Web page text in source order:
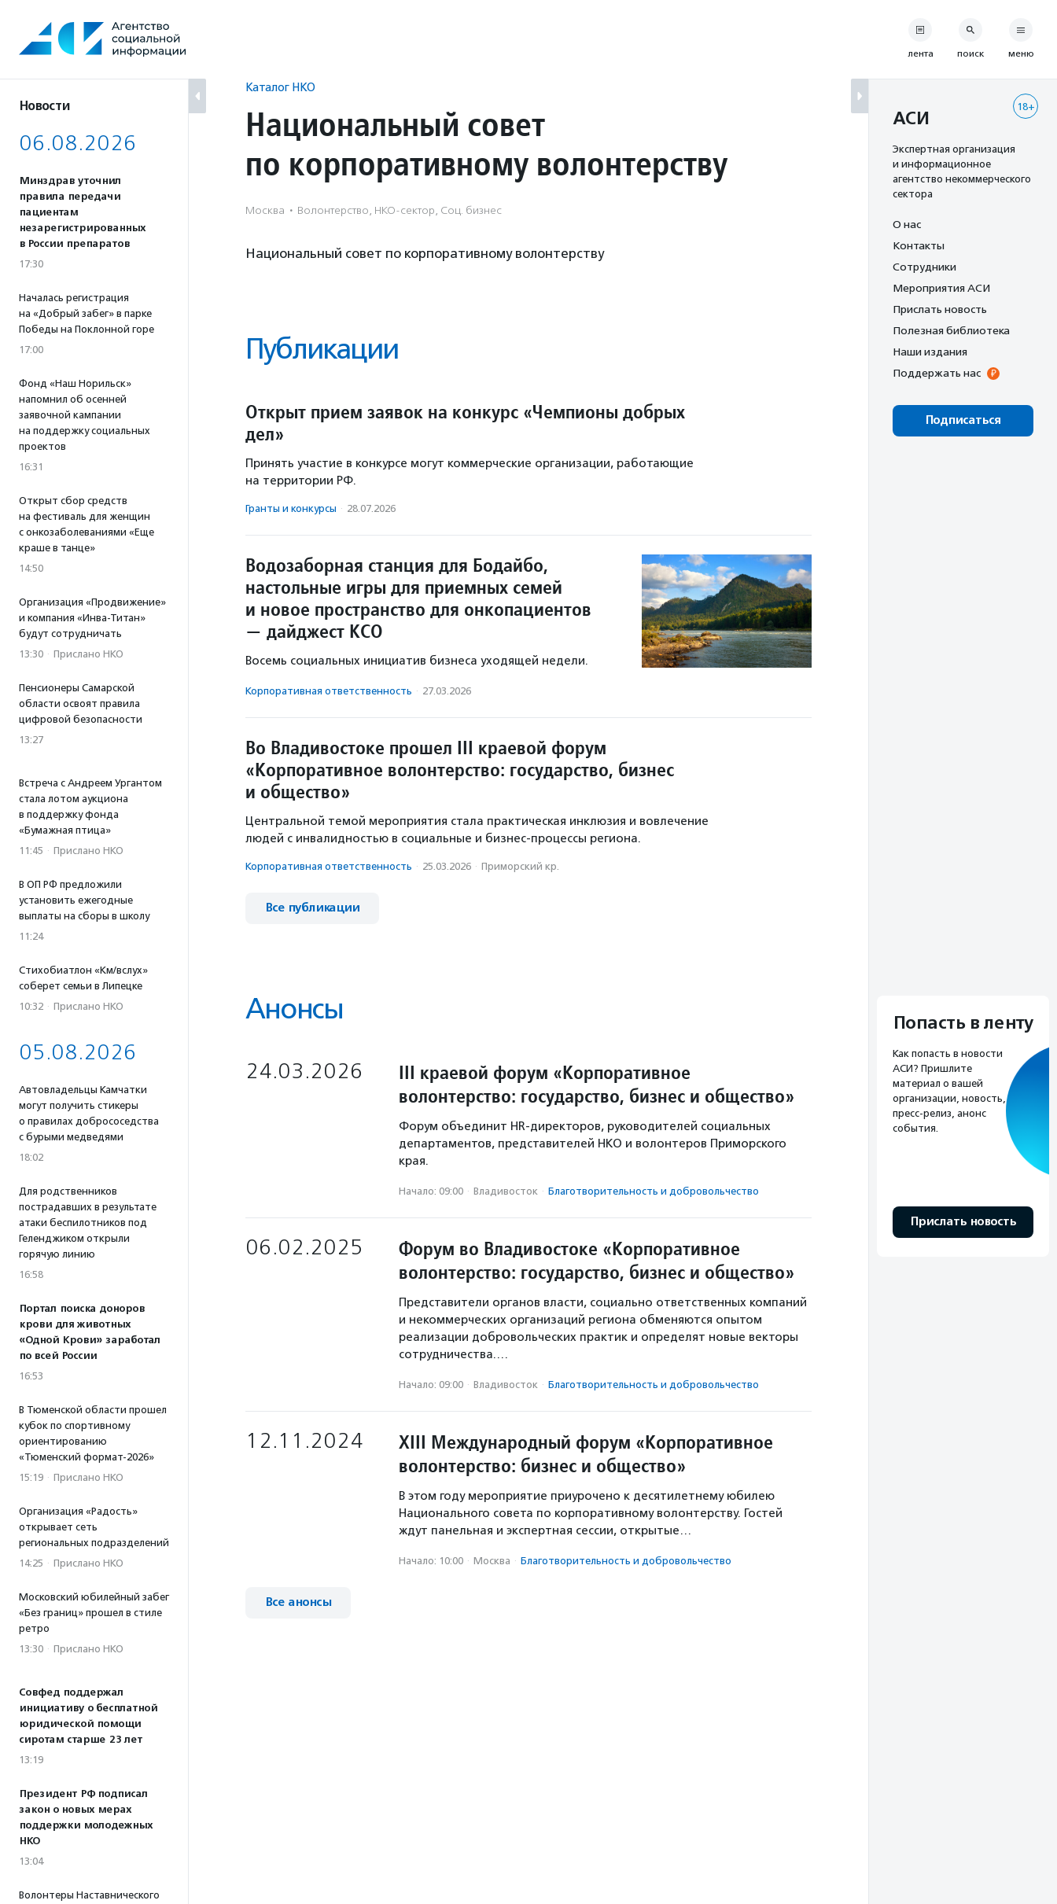
содержанию
Новости
06.08.2026
Минздрав уточнил
правила передачи
пациентам
незарегистрированных
в России препаратов
17:30
Началась регистрация
на «Добрый забег» в парке
Победы на Поклонной горе
17:00
Фонд «Наш Норильск»
напомнил об осенней
заявочной кампании
на поддержку социальных
проектов
16:31
Открыт сбор средств
на фестиваль для женщин
с онкозаболеваниями «Еще
краше в танце»
14:50
Организация «Продвижение»
и компания «Инва-Титан»
будут сотрудничать
13:30 · Прислано НКО
Пенсионеры Самарской
области освоят правила
цифровой безопасности
13:27
Встреча с Андреем Ургантом
стала лотом аукциона
в поддержку фонда
«Бумажная птица»
11:45 · Прислано НКО
В ОП РФ предложили
установить ежегодные
выплаты на сборы в школу
11:24
Стихобиатлон «Км/вслух»
соберет семьи в Липецке
10:32 · Прислано НКО
05.08.2026
Автовладельцы Камчатки
могут получить стикеры
о правилах добрососедства
с бурыми медведями
18:02
Для родственников
пострадавших в результате
атаки беспилотников под
Геленджиком открыли
горячую линию
16:58
Портал поиска доноров
крови для животных
«Одной Крови» заработал
по всей России
16:53
В Тюменской области прошел
кубок по спортивному
ориентированию
«Тюменский формат-2026»
15:19 · Прислано НКО
Организация «Радость»
открывает сеть
региональных подразделений
14:25 · Прислано НКО
Московский юбилейный забег
«Без границ» прошел в стиле
ретро
13:30 · Прислано НКО
Совфед поддержал
инициативу о бесплатной
юридической помощи
сиротам старше 23 лет
13:19
Президент РФ подписал
закон о новых мерах
поддержки молодежных
НКО
13:04
Волонтеры Наставнического
Каталог НКО
Национальный совет
по корпоративному волонтерству
Москва · Волонтерство, НКО-сектор, Соц. бизнес
Национальный совет по корпоративному волонтерству
Публикации
Открыт прием заявок на конкурс «Чемпионы добрых
дел»
Принять участие в конкурсе могут коммерческие организации, работающие
на территории РФ.
Гранты и конкурсы · 28.07.2026
Водозаборная станция для Бодайбо,
настольные игры для приемных семей
и новое пространство для онкопациентов
— дайджест КСО
Восемь социальных инициатив бизнеса уходящей недели.
Корпоративная ответственность · 27.03.2026
Во Владивостоке прошел III краевой форум
«Корпоративное волонтерство: государство, бизнес
и общество»
Центральной темой мероприятия стала практическая инклюзия и вовлечение
людей с инвалидностью в социальные и бизнес-процессы региона.
Корпоративная ответственность · 25.03.2026 · Приморский кр.
Все публикации
Анонсы
24.03.2026
III краевой форум «Корпоративное
волонтерство: государство, бизнес и общество»
Форум объединит HR-директоров, руководителей социальных
департаментов, представителей НКО и волонтеров Приморского
края.
Начало: 09:00 · Владивосток · Благотвори­тель­ность и доброволь­чест­во
06.02.2025
Форум во Владивостоке «Корпоративное
волонтерство: государство, бизнес и общество»
Представители органов власти, социально ответственных компаний
и некоммерческих организаций региона обменяются опытом
реализации добровольческих практик и определят новые векторы
сотрудничества.…
Начало: 09:00 · Владивосток · Благотвори­тель­ность и доброволь­чест­во
12.11.2024
XIII Международный форум «Корпоративное
волонтерство: бизнес и общество»
В этом году мероприятие приурочено к десятилетнему юбилею
Национального совета по корпоративному волонтерству. Гостей
ждут панельная и экспертная сессии, открытые…
Начало: 10:00 · Москва · Благотвори­тель­ность и доброволь­чест­во
Все анонсы
лента поиск меню
18+
АСИ
Экспертная организация
и информационное
агентство некоммерческого
сектора
О нас
Контакты
Сотрудники
Мероприятия АСИ
Прислать новость
Полезная библиотека
Наши издания
Поддержать нас
Подписаться
Попасть в ленту
Как попасть в новости
АСИ? Пришлите
материал о вашей
организации, новость,
пресс-релиз, анонс
события.
Прислать новость